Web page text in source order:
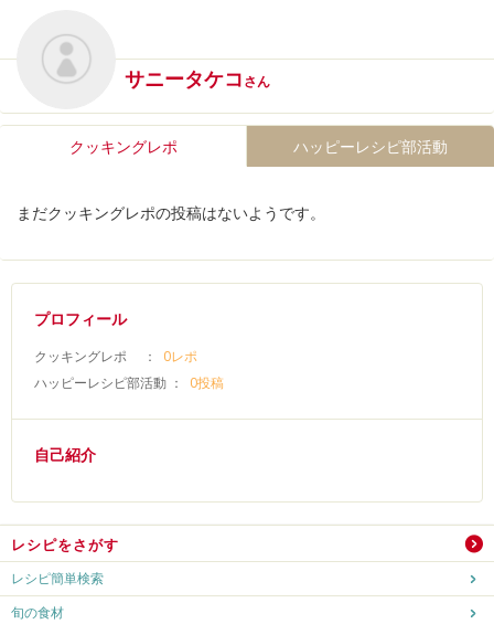
サニータケコさん
クッキングレポ ハッピーレシピ部活動
まだクッキングレポの投稿はないようです。
プロフィール
クッキングレポ ：
0レポ
ハッピーレシピ部活動 ：
0投稿
自己紹介
レシピをさがす
レシピ簡単検索
旬の食材